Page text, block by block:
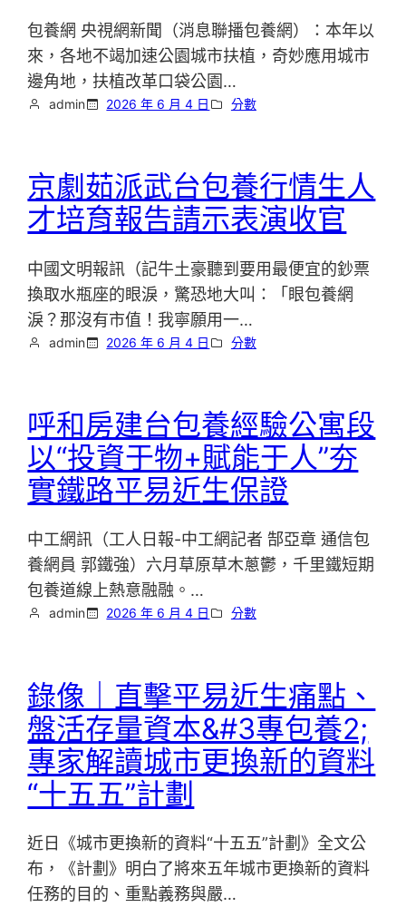
包養網 央視網新聞（消息聯播包養網）：本年以
來，各地不竭加速公園城市扶植，奇妙應用城市
邊角地，扶植改革口袋公園…
admin 2026 年 6 月 4 日 分數
京劇茹派武台包養行情生人
才培育報告請示表演收官
中國文明報訊（記牛土豪聽到要用最便宜的鈔票
換取水瓶座的眼淚，驚恐地大叫：「眼包養網
淚？那沒有市值！我寧願用一…
admin 2026 年 6 月 4 日 分數
呼和房建台包養經驗公寓段
以“投資于物+賦能于人”夯
實鐵路平易近生保證
中工網訊（工人日報-中工網記者 郜亞章 通信包
養網員 郭鐵強）六月草原草木蔥鬱，千里鐵短期
包養道線上熱意融融。…
admin 2026 年 6 月 4 日 分數
錄像｜直擊平易近生痛點、
盤活存量資本&#3專包養2;
專家解讀城市更換新的資料
“十五五”計劃
近日《城市更換新的資料“十五五”計劃》全文公
布，《計劃》明白了將來五年城市更換新的資料
任務的目的、重點義務與嚴…